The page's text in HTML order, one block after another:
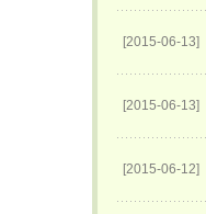
[2015-06-13]
[2015-06-13]
[2015-06-12]